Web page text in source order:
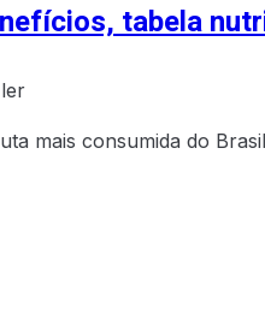
tabela
mais consumida do